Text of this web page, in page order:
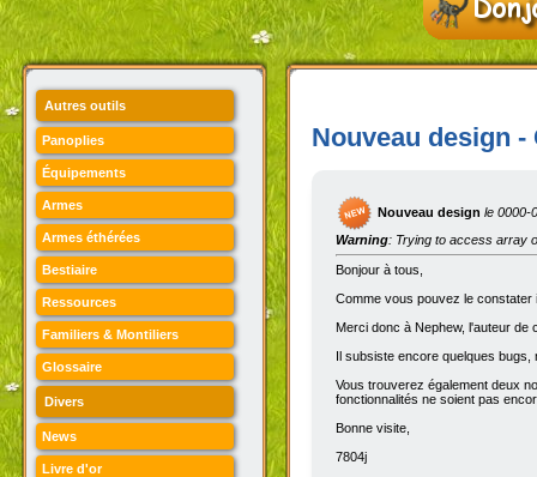
Autres outils
Panoplies
Équipements
Armes
Armes éthérées
Bestiaire
Ressources
Familiers & Montiliers
Glossaire
Divers
News
Livre d'or
Nouveau design
Nouveau design le 0000-
Warning: Trying to access array
Bonjour à tous,
Comme vous pouvez le constater
Merci donc à Nephew, l'auteur de
Il subsiste encore quelques
Vous trouverez également deux
fonctionnalités ne soient pas
Bonne visite,
7804j